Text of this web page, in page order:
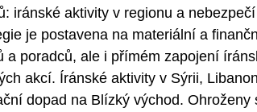
iránské aktivity v regionu a
je postavena na materiální a
poradců, ale i přímém zapojení
akcí. Íránské aktivity v Sýrii,
dopad na Blízký východ. Ohroženy